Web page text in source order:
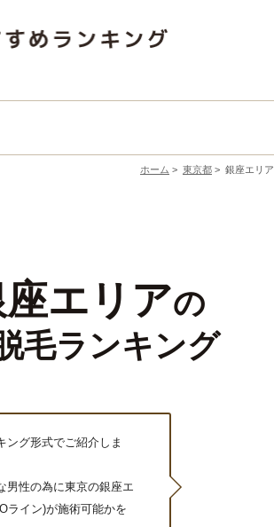
ホーム > 東京都 > 銀座エリア
エリアの
毛ランキング
ング形式でご紹介しま
男性の為に東京の銀座エ
ライン)が施術可能かを